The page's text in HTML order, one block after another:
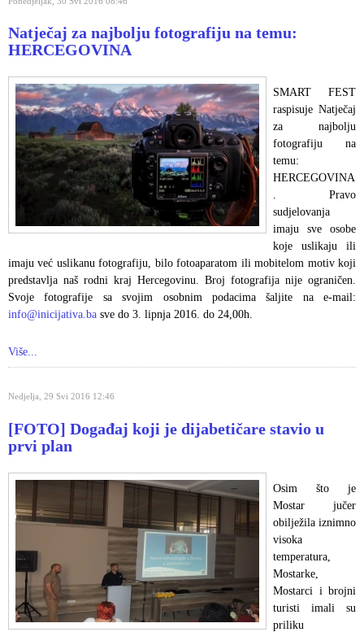
Natječaj za najbolju fotografiju na temu:
HERCEGOVINA
SMART FEST
raspisuje Natječaj
za najbolju
fotografiju na
temu:
HERCEGOVINA
. Pravo
sudjelovanja
imaju sve osobe
koje uslikaju ili
imaju već uslikanu fotografiju, bilo fotoaparatom ili mobitelom motiv koji
predstavlja naš rodni kraj Hercegovinu. Broj fotografija nije ograničen.
Svoje fotografije sa svojim osobnim podacima šaljite na e-mail:
info@inicijativa.ba sve do 3. lipnja 2016. do 24,00h.
Više...
Nedjelja, 29 Svi 2016 12:46
[FOTO] Događaj koji je dijabetičare stavio u
prvi plan
Osim što je
Mostar jučer
obilježila iznimno
visoka
temperatura,
Mostarke,
Mostarci i brojni
turisti imali su
priliku